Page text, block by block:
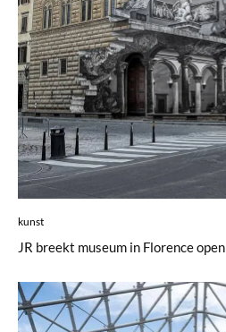
kunst
JR breekt museum in Florence open